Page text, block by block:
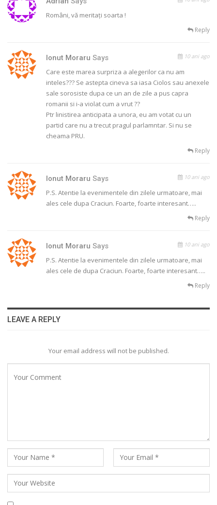
Români, vă meritați soarta !
Reply
Ionut Moraru Says 10 ani ago
Care este marea surpriza a alegerilor ca nu am
inteles??? Se astepta cineva sa iasa Ciolos sau anexele
sale sorosiste dupa ce un an de zile a pus capra
romanii si i-a violat cum a vrut ??
Ptr linistirea anticipata a unora, eu am votat cu un
partid care nu a trecut pragul parlamntar. Si nu se
cheama PRU.
Reply
Ionut Moraru Says 10 ani ago
P.S. Atentie la evenimentele din zilele urmatoare, mai
ales cele dupa Craciun. Foarte, foarte interesant…..
Reply
Ionut Moraru Says 10 ani ago
P.S. Atentie la evenimentele din zilele urmatoare, mai
ales cele de dupa Craciun. Foarte, foarte interesant…..
Reply
LEAVE A REPLY
Your email address will not be published.